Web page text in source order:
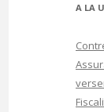
A LA